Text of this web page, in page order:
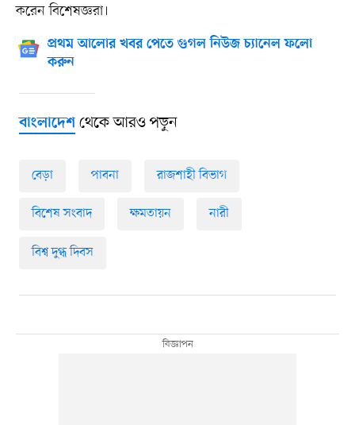
করেন বিশেষজ্ঞরা।
প্রথম আলোর খবর পেতে গুগল নিউজ চ্যানেল ফলো
করুন
বাংলাদেশথেকে আরও পড়ুন
বেড়া পাবনা রাজশাহী বিভাগ
বিশেষ সংবাদ ক্ষমতায়ন নারী
বিশ্ব দুগ্ধ দিবস